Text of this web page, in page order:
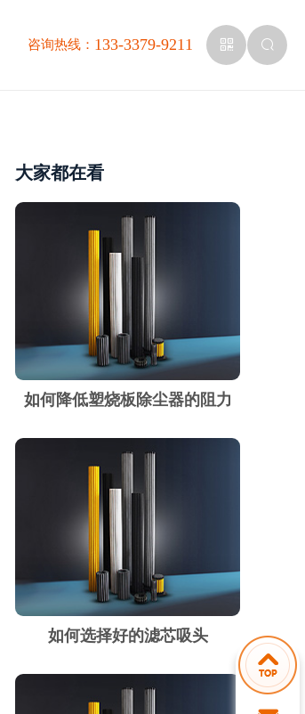
咨询热线： 133-3379-9211
大家都在看
如何降低塑烧板除尘器的阻力
如何选择好的滤芯吸头